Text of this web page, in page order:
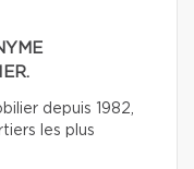
depuis 1982,
les plus